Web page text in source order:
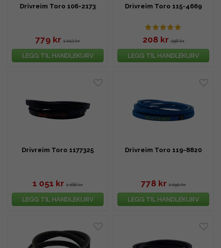
Drivreim Toro 106-2173
779 kr 1 012 kr
LEGG TIL HANDLEKURV
Drivreim Toro 115-4669
208 kr 298 kr
LEGG TIL HANDLEKURV
Drivreim Toro 1177325
1 051 kr 1 168 kr
LEGG TIL HANDLEKURV
Drivreim Toro 119-8820
778 kr 1 090 kr
LEGG TIL HANDLEKURV